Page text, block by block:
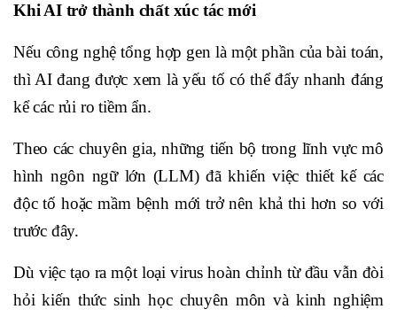
Khi AI trở thành chất xúc tác mới
Nếu công nghệ tổng hợp gen là một phần của bài toán,
thì AI đang được xem là yếu tố có thể đẩy nhanh đáng
kể các rủi ro tiềm ẩn.
Theo các chuyên gia, những tiến bộ trong lĩnh vực mô
hình ngôn ngữ lớn (LLM) đã khiến việc thiết kế các
độc tố hoặc mầm bệnh mới trở nên khả thi hơn so với
trước đây.
Dù việc tạo ra một loại virus hoàn chỉnh từ đầu vẫn đòi
hỏi kiến thức sinh học chuyên môn và kinh nghiệm